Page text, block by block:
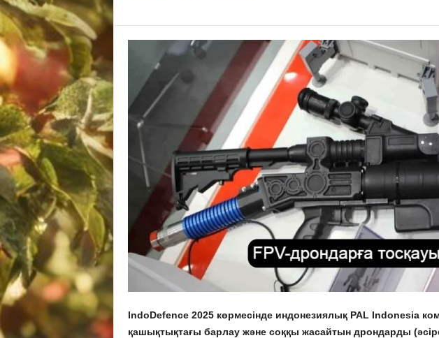
IndoDefence 2025 көрмесінде индонезиялық PAL Indonesia
қашықтықтағы барлау және соққы жасайтын дрондарды